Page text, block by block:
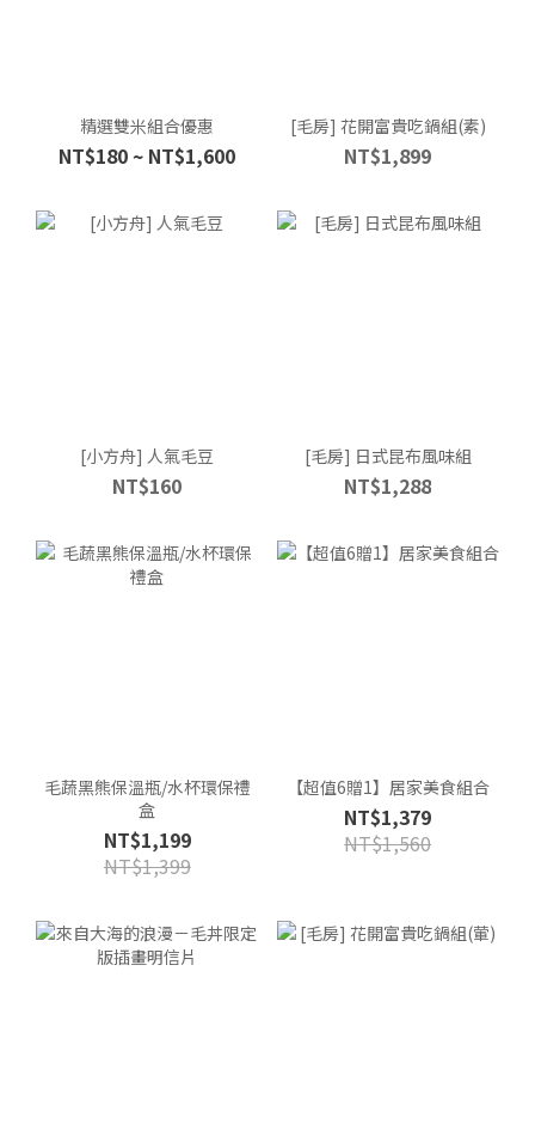
精選雙米組合優惠
NT$180 ~ NT$1,600
[毛房] 花開富貴吃鍋組(素)
NT$1,899
[小方舟] 人氣毛豆
NT$160
[毛房] 日式昆布風味組
NT$1,288
毛蔬黑熊保溫瓶/水杯環保禮
盒
NT$1,199
NT$1,399
【超值6贈1】居家美食組合
NT$1,379
NT$1,560